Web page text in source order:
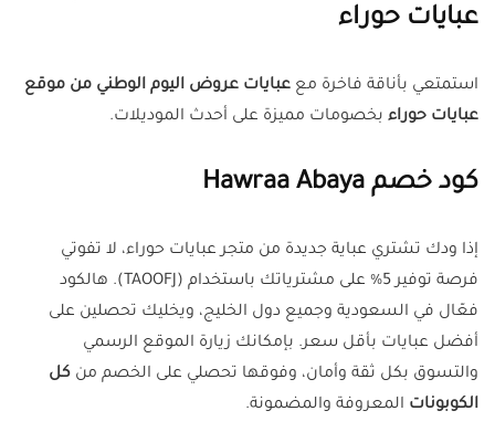
عبايات حوراء
استمتعي بأناقة فاخرة مع عبايات عروض اليوم الوطني من موقع
عبايات حوراء بخصومات مميزة على أحدث الموديلات.
كود خصم Hawraa Abaya
إذا ودك تشتري عباية جديدة من متجر عبايات حوراء، لا تفوتي
فرصة توفير 5% على مشترياتك باستخدام (TAOOFJ). هالكود
فعّال في السعودية وجميع دول الخليج، ويخليك تحصلين على
أفضل عبايات بأقل سعر. بإمكانك زيارة الموقع الرسمي
والتسوق بكل ثقة وأمان، وفوقها تحصلي على الخصم من كل
الكوبونات المعروفة والمضمونة.